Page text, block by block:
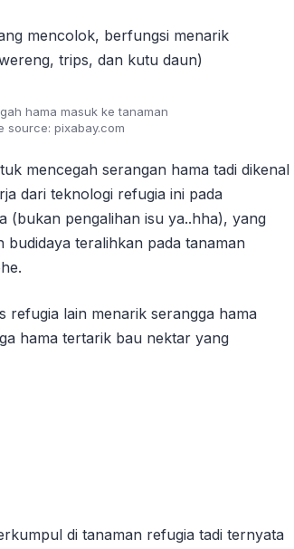
mencolok, berfungsi menarik
trips, dan kutu daun)
hama masuk ke tanaman
source: pixabay.com
mencegah serangan hama tadi dikenal
dari teknologi refugia ini pada
(bukan pengalihan isu ya..hha), yang
teralihkan pada tanaman
refugia lain menarik serangga hama
hama tertarik bau nektar yang
di tanaman refugia tadi ternyata